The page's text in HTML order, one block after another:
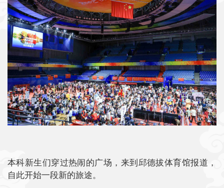
本科新生们穿过热闹的广场，来到邱德拔体育馆报道，
自此开始一段新的旅途。